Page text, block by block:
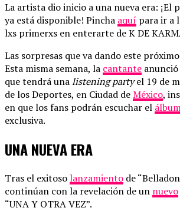
La artista dio inicio a una nueva era: ¡El
ya está disponible! Pincha aquí para ir a
lxs primerxs en enterarte de K DE
Las sorpresas que va dando este próximo
Esta misma semana, la cantante
que tendrá unalistening partyel 19 de
de los Deportes, en Ciudad deMéxico,
en que los fans podrán escuchar el
exclusiva.
UNA NUEVA ERA
Tras el exitosolanzamiento de
continúan con la revelación de un nuevo
“UNA Y OTRA VEZ”.